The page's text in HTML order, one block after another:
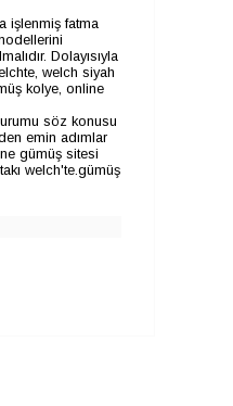
işlenmiş fatma
Dolayısıyla
welch siyah
kolye, online
söz konusu
emin adımlar
gümüş sitesi
welch'te.gümüş